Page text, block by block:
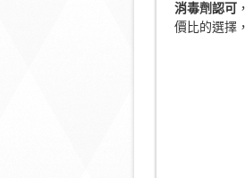
消毒劑認可
價比的選擇